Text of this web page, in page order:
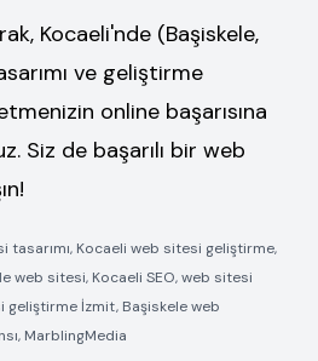
Kocaeli'nde (Başiskele,
ve geliştirme
online başarısına
Siz de başarılı bir web
tasarımı, Kocaeli web sitesi geliştirme,
web sitesi, Kocaeli SEO, web sitesi
geliştirme İzmit, Başiskele web
MarblingMedia